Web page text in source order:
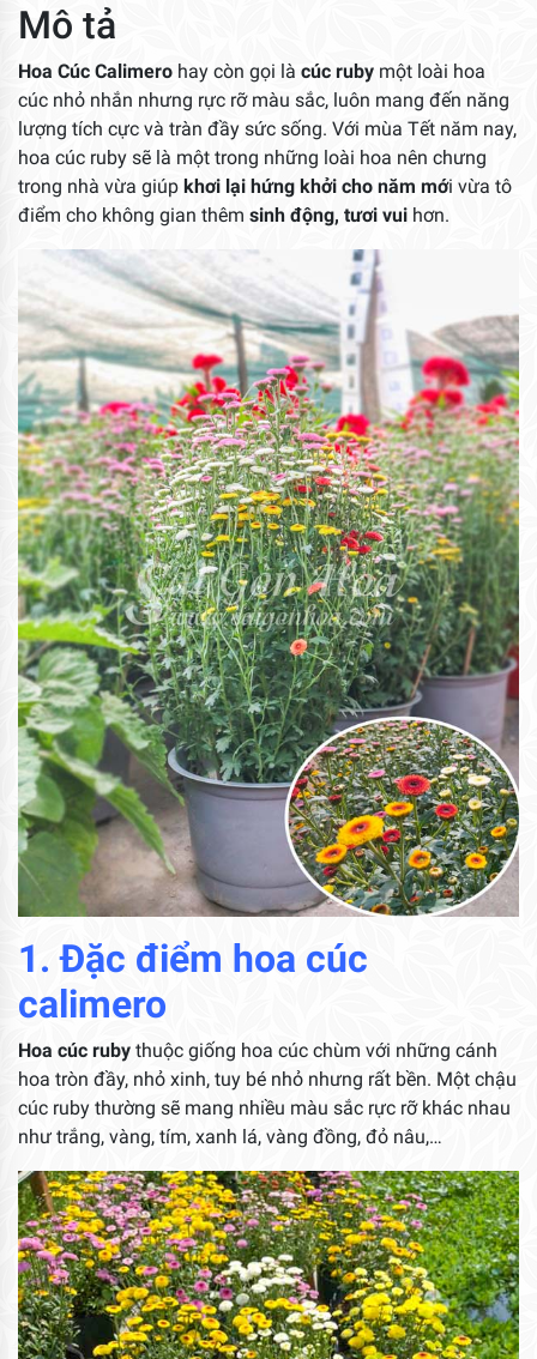
Mô tả
Hoa Cúc Calimero hay còn gọi là cúc ruby một loài hoa
cúc nhỏ nhắn nhưng rực rỡ màu sắc, luôn mang đến năng
lượng tích cực và tràn đầy sức sống. Với mùa Tết năm nay,
hoa cúc ruby sẽ là một trong những loài hoa nên chưng
trong nhà vừa giúp khơi lại hứng khởi cho năm mới vừa tô
điểm cho không gian thêm sinh động, tươi vui hơn.
1. Đặc điểm hoa cúc
calimero
Hoa cúc ruby thuộc giống hoa cúc chùm với những cánh
hoa tròn đầy, nhỏ xinh, tuy bé nhỏ nhưng rất bền. Một chậu
cúc ruby thường sẽ mang nhiều màu sắc rực rỡ khác nhau
như trắng, vàng, tím, xanh lá, vàng đồng, đỏ nâu,…